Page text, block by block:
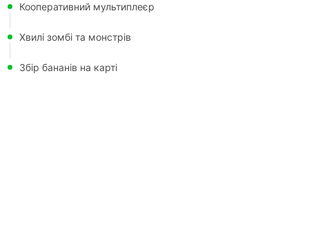
Кооперативний мультиплеєр
Хвилі зомбі та монстрів
Збір бананів на карті